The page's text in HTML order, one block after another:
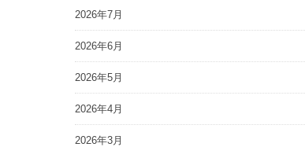
2026年7月
2026年6月
2026年5月
2026年4月
2026年3月